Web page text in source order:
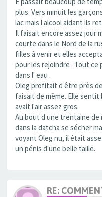
plus. Vers minuit les
lac mais l alcool aidant ils
Il faisait encore assez jour
courte dans le Nord de la
filles à venir et elles
pour les rejoindre . Tout
dans l' eau .
Oleg profitait d être près
faisait de même. Elle sentit
avait l'air assez gros.
Au bout d une trentaine
dans la datcha se sécher
voyant Oleg nu, il était
un pénis d'une belle taille.
RE: